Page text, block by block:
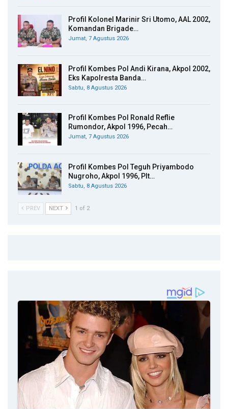
Profil Kolonel Marinir Sri Utomo, AAL 2002,
Komandan Brigade…
Jumat, 7 Agustus 2026
Profil Kombes Pol Andi Kirana, Akpol 2002,
Eks Kapolresta Banda…
Sabtu, 8 Agustus 2026
Profil Kombes Pol Ronald Reflie
Rumondor, Akpol 1996, Pecah…
Jumat, 7 Agustus 2026
Profil Kombes Pol Teguh Priyambodo
Nugroho, Akpol 1996, Plt…
Sabtu, 8 Agustus 2026
PREV NEXT 1 of 2